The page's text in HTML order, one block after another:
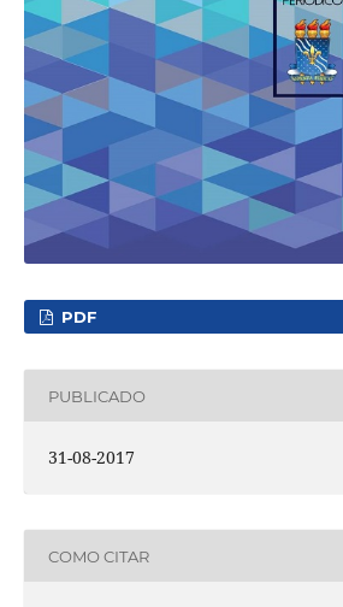
PDF
PUBLICADO
31-08-2017
COMO CITAR